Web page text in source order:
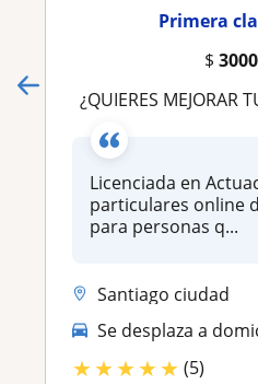
Primera
$
¿QUIERES
Licenciada en
particulares online
para personas q...
Santiago ciudad
Se desplaza a
★★★★★ (5)